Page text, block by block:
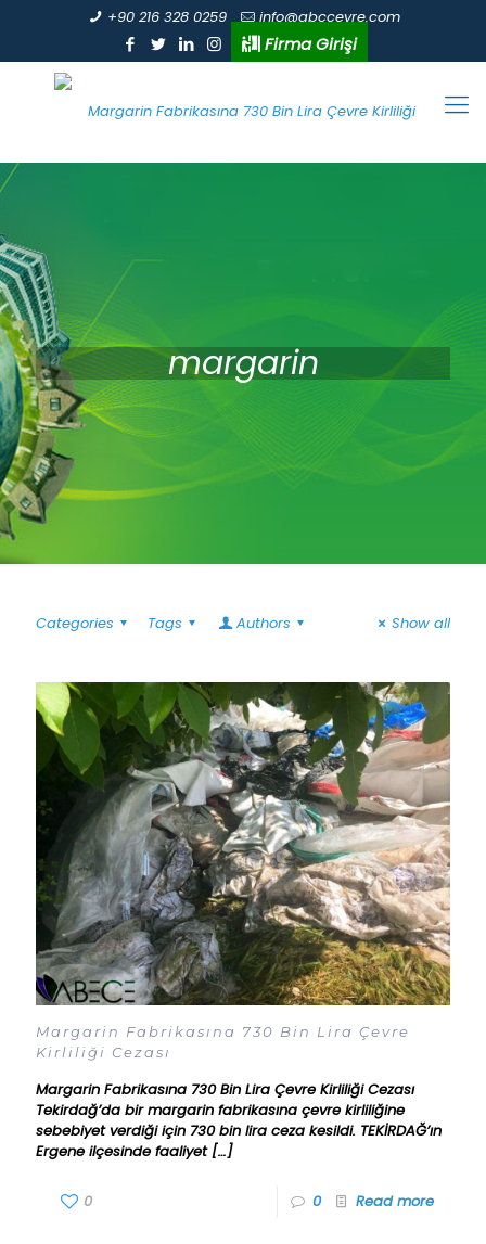
+90 216 328 0259 info@abccevre.com
Firma Girişi
margarin
Categories Tags Authors Show all
Margarin Fabrikasına 730 Bin Lira Çevre
Kirliliği Cezası
Margarin Fabrikasına 730 Bin Lira Çevre Kirliliği Cezası
Tekirdağ’da bir margarin fabrikasına çevre kirliliğine
sebebiyet verdiği için 730 bin lira ceza kesildi. TEKİRDAĞ’ın
Ergene ilçesinde faaliyet[…]
0 0 Read more